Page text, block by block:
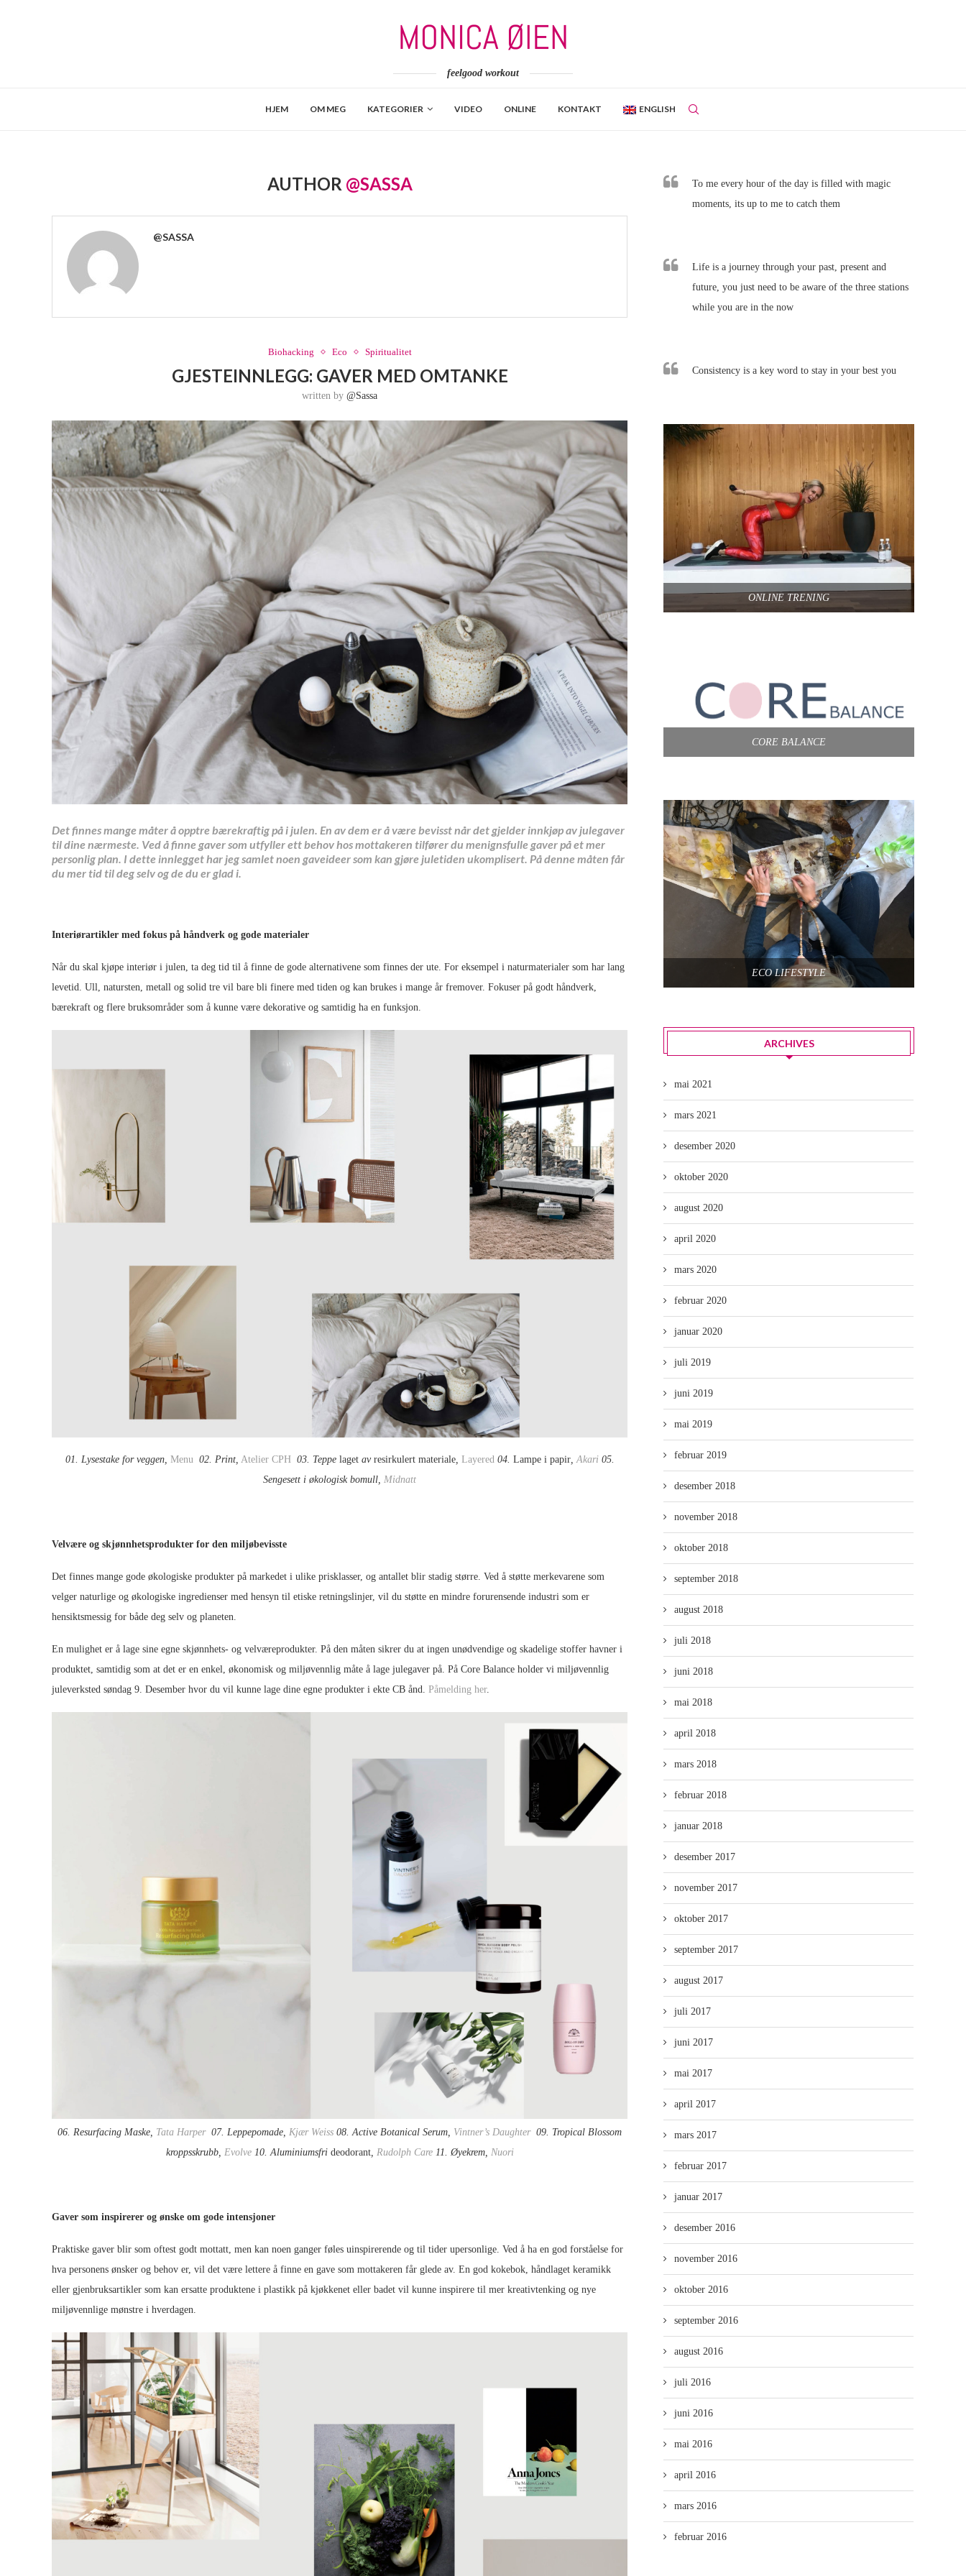
feelgood workout
HJEM OM MEG KATEGORIER VIDEO ONLINE KONTAKT ENGLISH
AUTHOR @SASSA
@SASSA
Biohacking Eco Spiritualitet
GJESTEINNLEGG: GAVER MED OMTANKE
written by@sassa
Det finnes mange måter å opptre bærekraftig på i julen. En av dem er å være bevisst når det gjelder innkjøp av julegaver
til dine nærmeste. Ved å finne gaver som utfyller ett behov hos mottakeren tilfører du menignsfulle gaver på et mer
personlig plan. I dette innlegget har jeg samlet noen gaveideer som kan gjøre juletiden ukomplisert. På denne måten får
du mer tid til deg selv og de du er glad i.
Interiørartikler med fokus på håndverk og gode materialer
Når du skal kjøpe interiør i julen, ta deg tid til å finne de gode alternativene som finnes der ute. For eksempel i naturmaterialer som har lang
levetid. Ull, natursten, metall og solid tre vil bare bli finere med tiden og kan brukes i mange år fremover. Fokuser på godt håndverk,
bærekraft og flere bruksområder som å kunne være dekorative og samtidig ha en funksjon.
01. Lysestake for veggen, Menu 02. Print, Atelier CPH03. Teppe lagetav resirkulert materiale, Layered 04. Lampe i papir, Akari 05.
Sengesett i økologisk bomull, Midnatt
Velvære og skjønnhetsprodukter for den miljøbevisste
Det finnes mange gode økologiske produkter på markedet i ulike prisklasser, og antallet blir stadig større. Ved å støtte merkevarene som
velger naturlige og økologiske ingredienser med hensyn til etiske retningslinjer, vil du støtte en mindre forurensende industri som er
hensiktsmessig for både deg selv og planeten.
En mulighet er å lage sine egne skjønnhets- og velværeprodukter. På den måten sikrer du at ingen unødvendige og skadelige stoffer havner i
produktet, samtidig som at det er en enkel, økonomisk og miljøvennlig måte å lage julegaver på. På Core Balance holder vi miljøvennlig
juleverksted søndag 9. Desember hvor du vil kunne lage dine egne produkter i ekte CB ånd. Påmelding her.
06. Resurfacing Maske, Tata Harper 07. Leppepomade Kjær Weiss 08. Active Botanical Serum, Vintner’s Daughter09. Tropical Blossom
kroppsskrubb, Evolve 10. Aluminiumsfrideodorant, Rudolph Care11. Øyekrem, Nuori
Gaver som inspirerer og ønske om gode intensjoner
Praktiske gaver blir som oftest godt mottatt, men kan noen ganger føles uinspirerende og til tider upersonlige. Ved å ha en god forståelse for
hva personens ønsker og behov er, vil det være lettere å finne en gave som mottakeren får glede av. En god kokebok, håndlaget keramikk
eller gjenbruksartikler som kan ersatte produktene i plastikk på kjøkkenet eller badet vil kunne inspirere til mer kreativtenking og nye
miljøvennlige mønstre i hverdagen.
To me every hour of the day is filled with magic
moments, its up to me to catch them
Life is a journey through your past, present and
future, you just need to be aware of the three stations
while you are in the now
Consistency is a key word to stay in your best you
ONLINE TRENING
CORE BALANCE
ECO LIFESTYLE
ARCHIVES
mai 2021
mars 2021
desember 2020
oktober 2020
august 2020
april 2020
mars 2020
februar 2020
januar 2020
juli 2019
juni 2019
mai 2019
februar 2019
desember 2018
november 2018
oktober 2018
september 2018
august 2018
juli 2018
juni 2018
mai 2018
april 2018
mars 2018
februar 2018
januar 2018
desember 2017
november 2017
oktober 2017
september 2017
august 2017
juli 2017
juni 2017
mai 2017
april 2017
mars 2017
februar 2017
januar 2017
desember 2016
november 2016
oktober 2016
september 2016
august 2016
juli 2016
juni 2016
mai 2016
april 2016
mars 2016
februar 2016